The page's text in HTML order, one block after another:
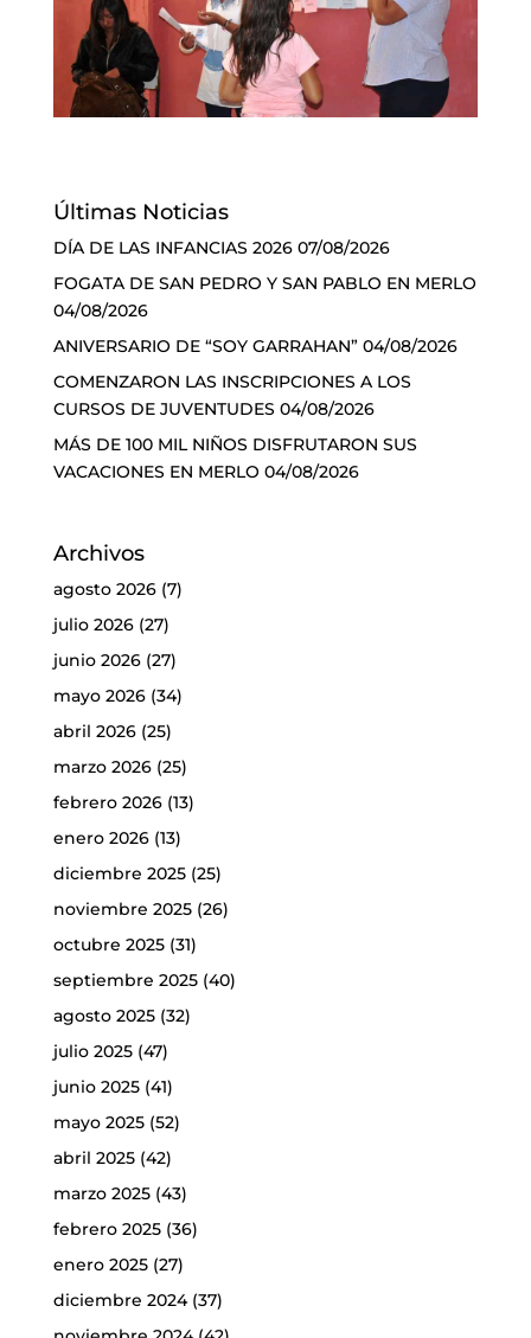
Últimas Noticias
DÍA DE LAS INFANCIAS 2026 07/08/2026
FOGATA DE SAN PEDRO Y SAN PABLO EN MERLO
04/08/2026
ANIVERSARIO DE “SOY GARRAHAN” 04/08/2026
COMENZARON LAS INSCRIPCIONES A LOS
CURSOS DE JUVENTUDES 04/08/2026
MÁS DE 100 MIL NIÑOS DISFRUTARON SUS
VACACIONES EN MERLO 04/08/2026
Archivos
agosto 2026(7)
julio 2026(27)
junio 2026(27)
mayo 2026(34)
abril 2026(25)
marzo 2026(25)
febrero 2026(13)
enero 2026(13)
diciembre 2025(25)
noviembre 2025(26)
octubre 2025(31)
septiembre 2025(40)
agosto 2025(32)
julio 2025(47)
junio 2025(41)
mayo 2025(52)
abril 2025(42)
marzo 2025(43)
febrero 2025(36)
enero 2025(27)
diciembre 2024(37)